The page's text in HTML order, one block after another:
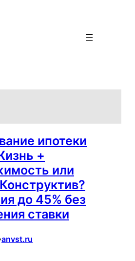
ипотеки
+
или
до 45% без
ставки
anvst.ru